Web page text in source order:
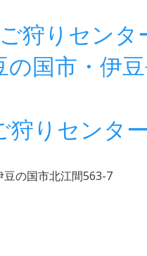
の国市・伊
狩りセンター
の国市北江間563-7